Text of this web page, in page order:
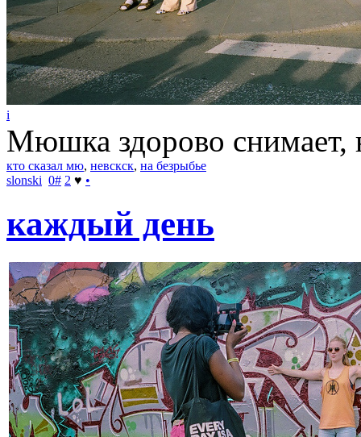
i
Мюшка здорово снимает,
кто сказал мю, невскск, на безрыбье
slonski 0# 2 ♥ •
каждый день